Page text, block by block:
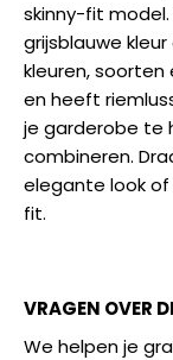
skinny-fit
grijsblauwe
kleuren,
en heeft
je garderobe te
combineren.
elegante look
fit.
VRAGEN OVER
We helpen je